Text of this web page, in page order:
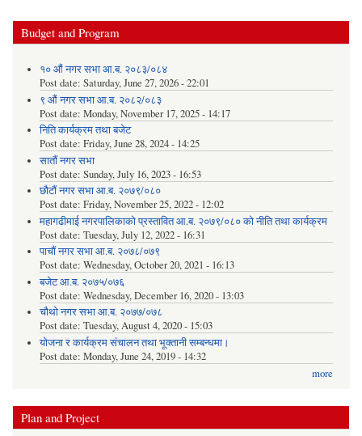
Budget and Program
१० औं नगर सभा आ.ब. २०८३/०८४
Post date: Saturday, June 27, 2026 - 22:01
९ औं नगर सभा आ.ब. २०८२/०८३
Post date: Monday, November 17, 2025 - 14:17
निति कार्यक्रम तथा बजेट
Post date: Friday, June 28, 2024 - 14:25
सातौं नगर सभा
Post date: Sunday, July 16, 2023 - 16:53
छौटौं नगर सभा आ.ब. २०७९/०८०
Post date: Friday, November 25, 2022 - 12:02
महागढीमाई नगरपालिकाको प्रस्तावित आ.ब. २०७९/०८० को नीति तथा कार्यक्रम
Post date: Tuesday, July 12, 2022 - 16:31
पाचौं नगर सभा आ.ब. २०७८/०७९
Post date: Wednesday, October 20, 2021 - 16:13
बजेट आ.ब. २०७५/०७६
Post date: Wednesday, December 16, 2020 - 13:03
चौथो नगर सभा आ.ब. २०७७/०७८
Post date: Tuesday, August 4, 2020 - 15:03
योजना र कार्यक्रम संचालन तथा भूक्तानी सम्बन्धमा।
Post date: Monday, June 24, 2019 - 14:32
more
Plan and Project